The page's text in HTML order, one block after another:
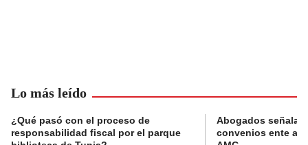
Lo más leído
¿Qué pasó con el proceso de
responsabilidad fiscal por el parque
Abogados
convenios ente